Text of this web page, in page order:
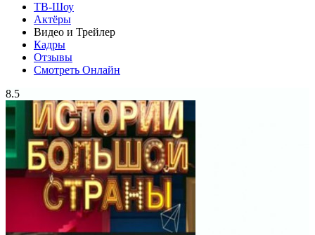
ТВ-Шоу
Актёры
Видео и Трейлер
Кадры
Отзывы
Смотреть Онлайн
8.5